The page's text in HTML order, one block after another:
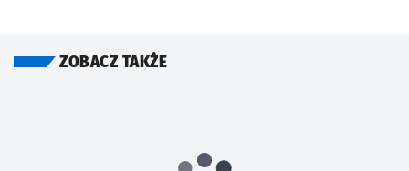
ZOBACZ TAKŻE